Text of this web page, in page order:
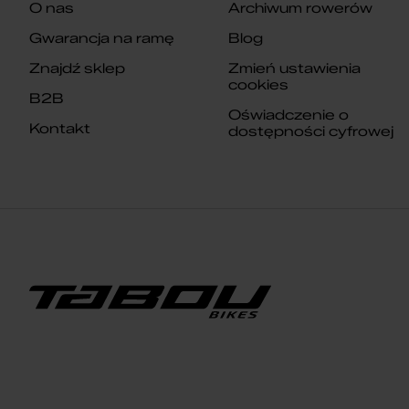
O nas
Gwarancja na ramę
Znajdź sklep
B2B
Kontakt
Archiwum rowerów
Blog
Zmień ustawienia
cookies
Oświadczenie o
dostępności cyfrowej